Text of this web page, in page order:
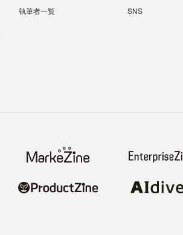
執筆者一覧
SNS